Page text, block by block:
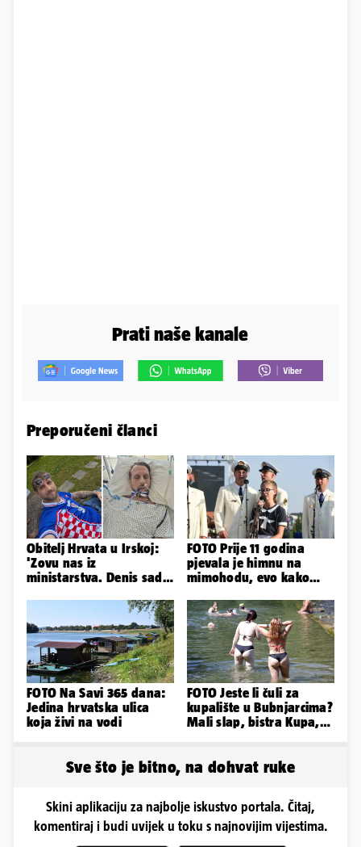
Prati naše kanale
Preporučeni članci
Obitelj Hrvata u Irskoj:
'Zovu nas iz
ministarstva. Denis sada
FOTO Prije 11 godina
pjevala je himnu na
mimohodu, evo kako
Negovetić
FOTO Na Savi 365 dana:
Jedina hrvatska ulica
koja živi na vodi
FOTO Jeste li čuli za
kupalište u Bubnjarcima?
Mali slap, bistra Kupa,
Sve što je bitno, na dohvat ruke
Skini aplikaciju za najbolje iskustvo portala. Čitaj,
komentiraj i budi uvijek u toku s najnovijim vijestima.